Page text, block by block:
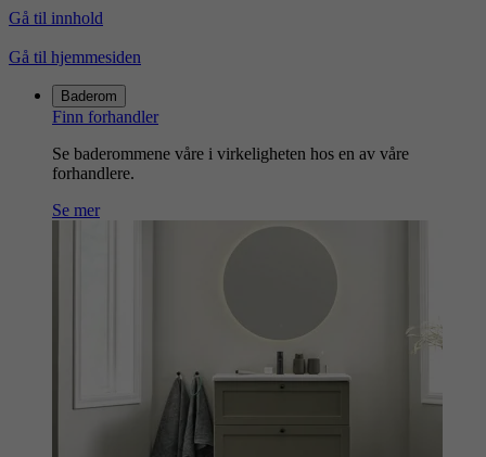
Gå til innhold
Gå til hjemmesiden
Baderom
Finn forhandler
Se baderommene våre i virkeligheten hos en av våre
forhandlere.
Se mer